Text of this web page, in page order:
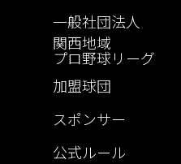
一般社団法人
関西地域
プロ野球リーグ
加盟球団
スポンサー
公式ルール